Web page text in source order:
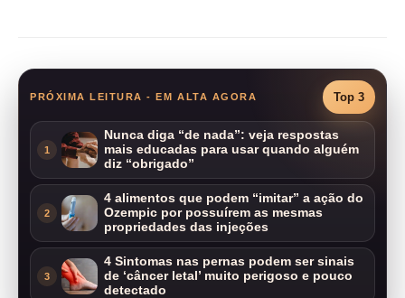
PRÓXIMA LEITURA - EM ALTA AGORA Top 3
1
Nunca diga “de nada”: veja respostas
mais educadas para usar quando alguém
diz “obrigado”
2
4 alimentos que podem “imitar” a ação do
Ozempic por possuírem as mesmas
propriedades das injeções
3
4 Sintomas nas pernas podem ser sinais
de ‘câncer letal’ muito perigoso e pouco
detectado